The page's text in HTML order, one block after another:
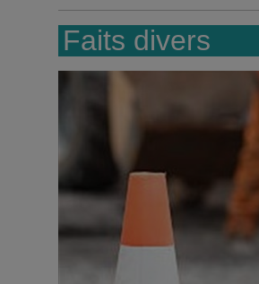
Faits divers